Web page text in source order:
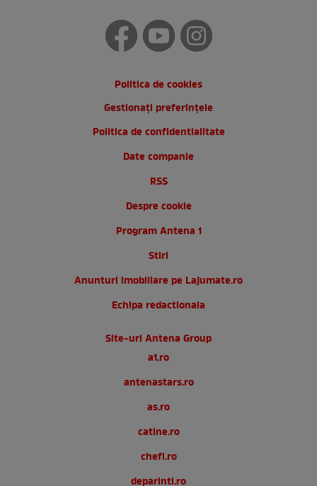
Politica de cookies
Gestionați preferințele
Politica de confidentialitate
Date companie
RSS
Despre cookie
Program Antena 1
Stiri
Anunturi imobiliare pe Lajumate.ro
Echipa redactionala
Site-uri Antena Group
a1.ro
antenastars.ro
as.ro
catine.ro
chefi.ro
deparinti.ro